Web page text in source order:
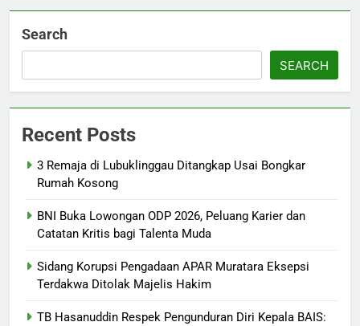
Search
SEARCH
Recent Posts
3 Remaja di Lubuklinggau Ditangkap Usai Bongkar
Rumah Kosong
BNI Buka Lowongan ODP 2026, Peluang Karier dan
Catatan Kritis bagi Talenta Muda
Sidang Korupsi Pengadaan APAR Muratara Eksepsi
Terdakwa Ditolak Majelis Hakim
TB Hasanuddin Respek Pengunduran Diri Kepala BAIS: